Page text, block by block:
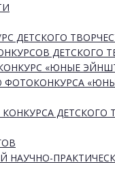
ДЕТСКОГО
ДЕТСКОГО
«ЮНЫЕ
ФОТОКОНКУРСА
ДЕТСКОГО
НАУЧНО-